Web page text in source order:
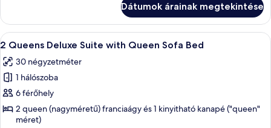
Sofa
Bed,
Ocean
View
with
Queen
Sofa
Ocean
View
további
részletei
Dátumok árainak megtekintése
A
következő
szoba
összes
képének
megtekintése:
Egy szállodai szoba két ággyal,
10
2 Queens Deluxe Suite with Queen Sofa Bed
30 négyzetméter
1 hálószoba
6 férőhely
2 queen (nagyméretű) franciaágy és 1 kinyitható kanapé ("queen"
méret)